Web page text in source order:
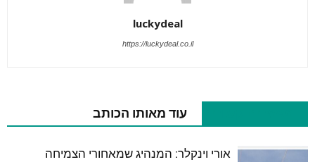
luckydeal
https://luckydeal.co.il
עוד מאותו הכותב
אורי וינקלר: המנהיג שמאחורי הצמיחה